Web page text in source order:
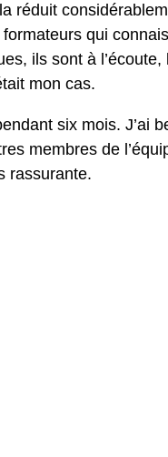
réduit
qui
ils sont à
mon cas.
six mois. J’ai
membres de
rassurante.